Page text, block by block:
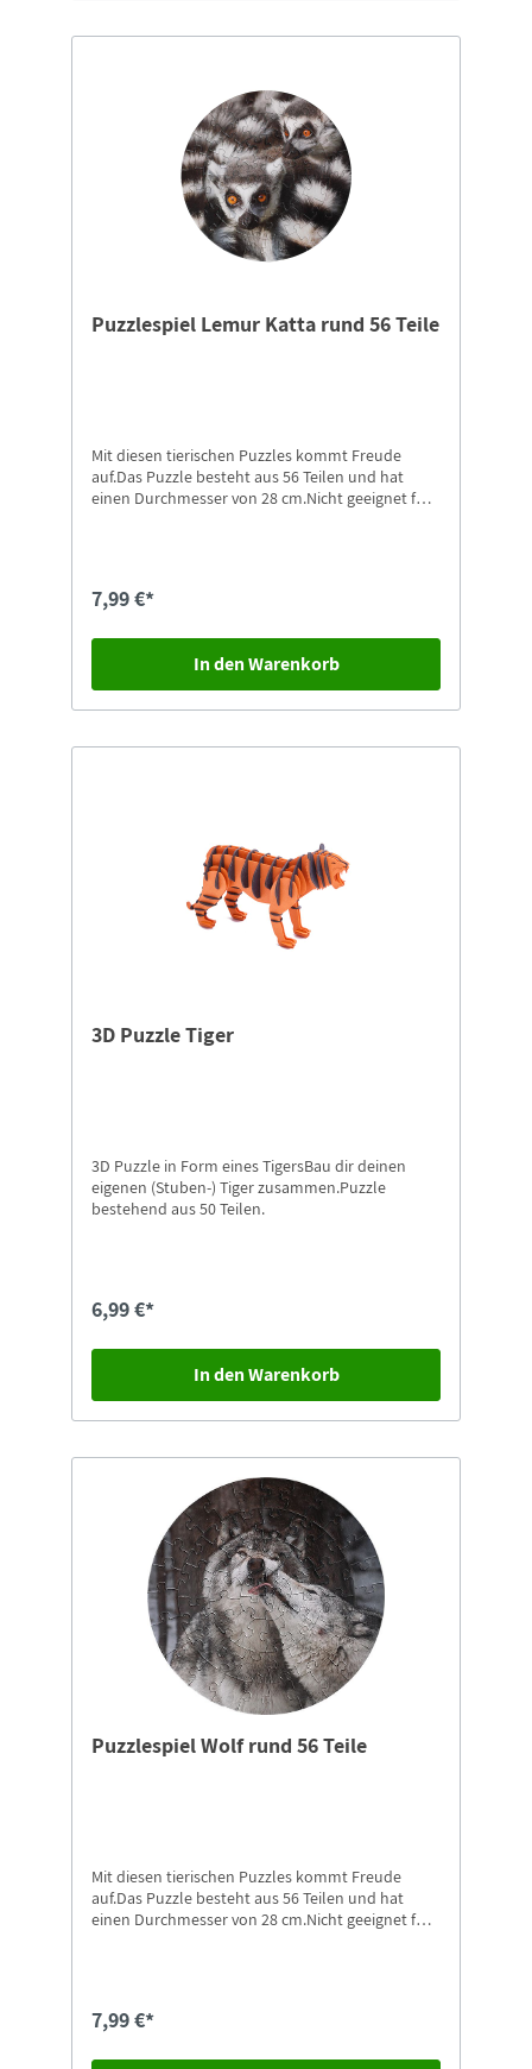
Puzzlespiel Lemur Katta rund 56 Teile
Mit diesen tierischen Puzzles kommt Freude
auf.Das Puzzle besteht aus 56 Teilen und hat
einen Durchmesser von 28 cm.Nicht geeignet für
7,99 €*
In den Warenkorb
3D Puzzle Tiger
3D Puzzle in Form eines TigersBau dir deinen
eigenen (Stuben-) Tiger zusammen.Puzzle
bestehend aus 50 Teilen.
6,99 €*
In den Warenkorb
Puzzlespiel Wolf rund 56 Teile
Mit diesen tierischen Puzzles kommt Freude
auf.Das Puzzle besteht aus 56 Teilen und hat
einen Durchmesser von 28 cm.Nicht geeignet für
7,99 €*